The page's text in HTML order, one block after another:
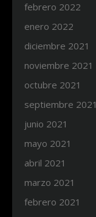
febrero 2022
enero 2022
diciembre 2021
noviembre 2021
octubre 2021
septiembre 2021
junio 2021
mayo 2021
abril 2021
marzo 2021
febrero 2021